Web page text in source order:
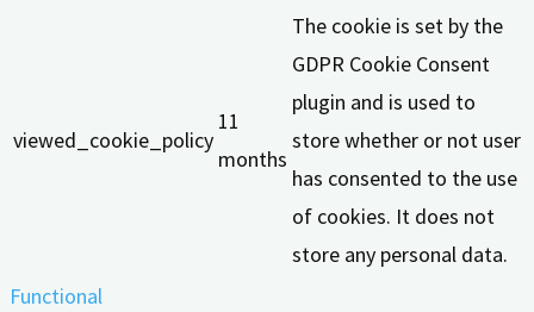
viewed_cookie_policy
11
months
The cookie is set by the
GDPR Cookie Consent
plugin and is used to
store whether or not user
has consented to the use
of cookies. It does not
store any personal data.
Functional